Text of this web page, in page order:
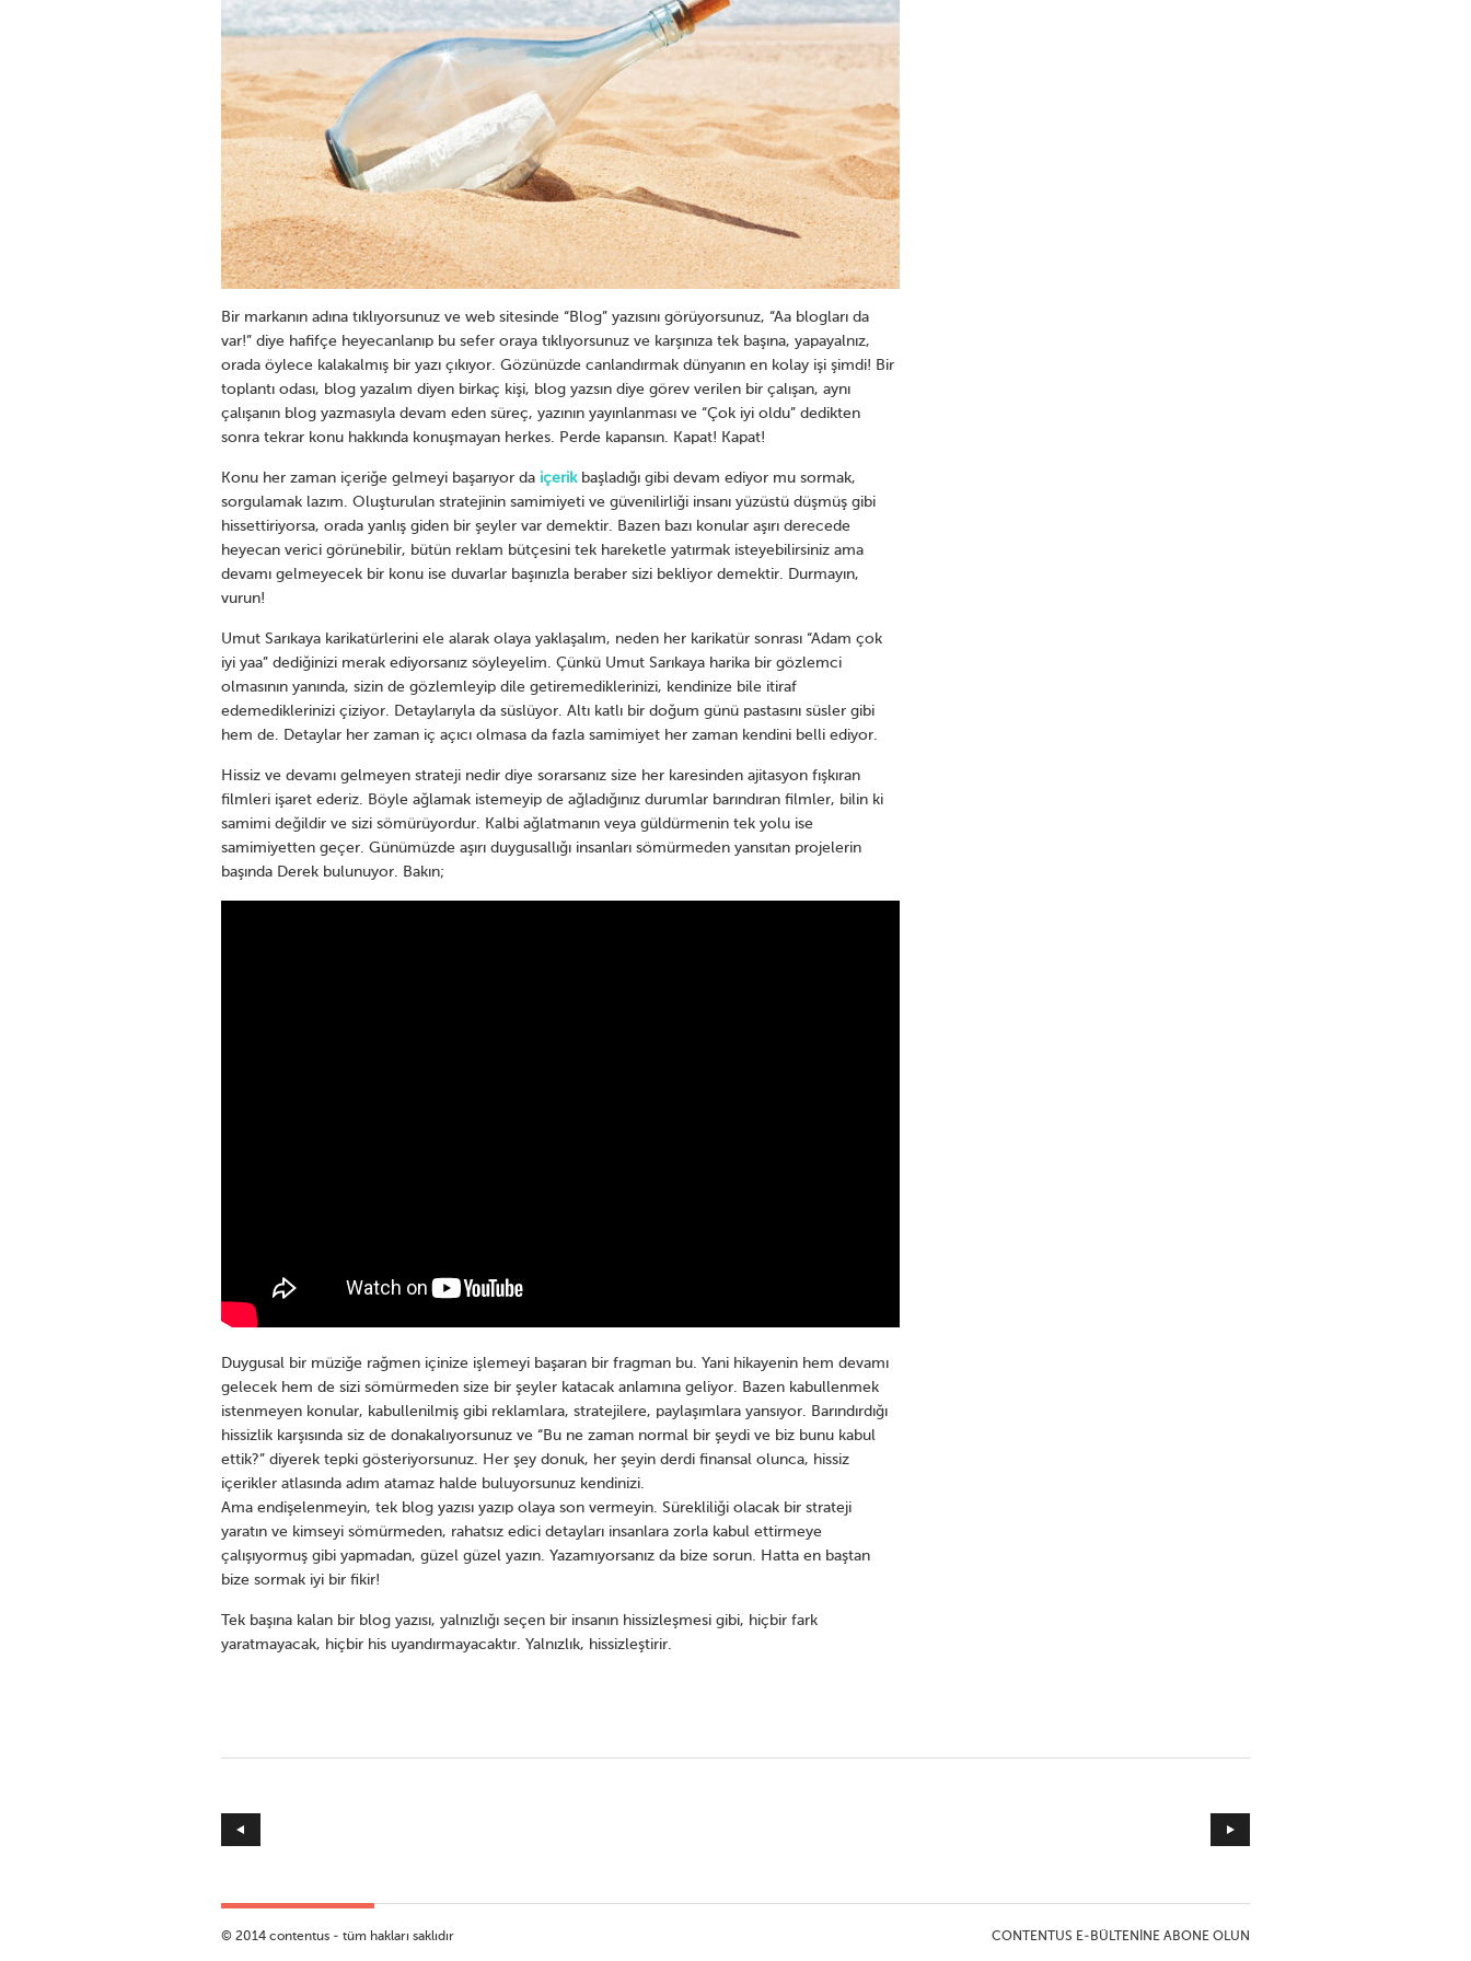
Bir markanın adına tıklıyorsunuz ve web sitesinde “Blog” yazısını görüyorsunuz, “Aa blogları da
var!” diye hafifçe heyecanlanıp bu sefer oraya tıklıyorsunuz ve karşınıza tek başına, yapayalnız,
orada öylece kalakalmış bir yazı çıkıyor. Gözünüzde canlandırmak dünyanın en kolay işi şimdi! Bir
toplantı odası, blog yazalım diyen birkaç kişi, blog yazsın diye görev verilen bir çalışan, aynı
çalışanın blog yazmasıyla devam eden süreç, yazının yayınlanması ve “Çok iyi oldu” dedikten
sonra tekrar konu hakkında konuşmayan herkes. Perde kapansın. Kapat! Kapat!
Konu her zaman içeriğe gelmeyi başarıyor da içerikbaşladığı gibi devam ediyor mu sormak,
sorgulamak lazım. Oluşturulan stratejinin samimiyeti ve güvenilirliği insanı yüzüstü düşmüş gibi
hissettiriyorsa, orada yanlış giden bir şeyler var demektir. Bazen bazı konular aşırı derecede
heyecan verici görünebilir, bütün reklam bütçesini tek hareketle yatırmak isteyebilirsiniz ama
devamı gelmeyecek bir konu ise duvarlar başınızla beraber sizi bekliyor demektir. Durmayın,
vurun!
Umut Sarıkaya karikatürlerini ele alarak olaya yaklaşalım, neden her karikatür sonrası “Adam çok
iyi yaa” dediğinizi merak ediyorsanız söyleyelim. Çünkü Umut Sarıkaya harika bir gözlemci
olmasının yanında, sizin de gözlemleyip dile getiremediklerinizi, kendinize bile itiraf
edemediklerinizi çiziyor. Detaylarıyla da süslüyor. Altı katlı bir doğum günü pastasını süsler gibi
hem de. Detaylar her zaman iç açıcı olmasa da fazla samimiyet her zaman kendini belli ediyor.
Hissiz ve devamı gelmeyen strateji nedir diye sorarsanız size her karesinden ajitasyon fışkıran
filmleri işaret ederiz. Böyle ağlamak istemeyip de ağladığınız durumlar barındıran filmler, bilin ki
samimi değildir ve sizi sömürüyordur. Kalbi ağlatmanın veya güldürmenin tek yolu ise
samimiyetten geçer. Günümüzde aşırı duygusallığı insanları sömürmeden yansıtan projelerin
başında Derek bulunuyor. Bakın;
Duygusal bir müziğe rağmen içinize işlemeyi başaran bir fragman bu. Yani hikayenin hem devamı
gelecek hem de sizi sömürmeden size bir şeyler katacak anlamına geliyor. Bazen kabullenmek
istenmeyen konular, kabullenilmiş gibi reklamlara, stratejilere, paylaşımlara yansıyor. Barındırdığı
hissizlik karşısında siz de donakalıyorsunuz ve “Bu ne zaman normal bir şeydi ve biz bunu kabul
ettik?” diyerek tepki gösteriyorsunuz. Her şey donuk, her şeyin derdi finansal olunca, hissiz
içerikler atlasında adım atamaz halde buluyorsunuz kendinizi.
Ama endişelenmeyin, tek blog yazısı yazıp olaya son vermeyin. Sürekliliği olacak bir strateji
yaratın ve kimseyi sömürmeden, rahatsız edici detayları insanlara zorla kabul ettirmeye
çalışıyormuş gibi yapmadan, güzel güzel yazın. Yazamıyorsanız da bize sorun. Hatta en baştan
bize sormak iyi bir fikir!
Tek başına kalan bir blog yazısı, yalnızlığı seçen bir insanın hissizleşmesi gibi, hiçbir fark
yaratmayacak, hiçbir his uyandırmayacaktır. Yalnızlık, hissizleştirir.
CONTENTUS E-BÜLTENINE ABONE OLUN
© 2014 contentus - tüm hakları saklıdır